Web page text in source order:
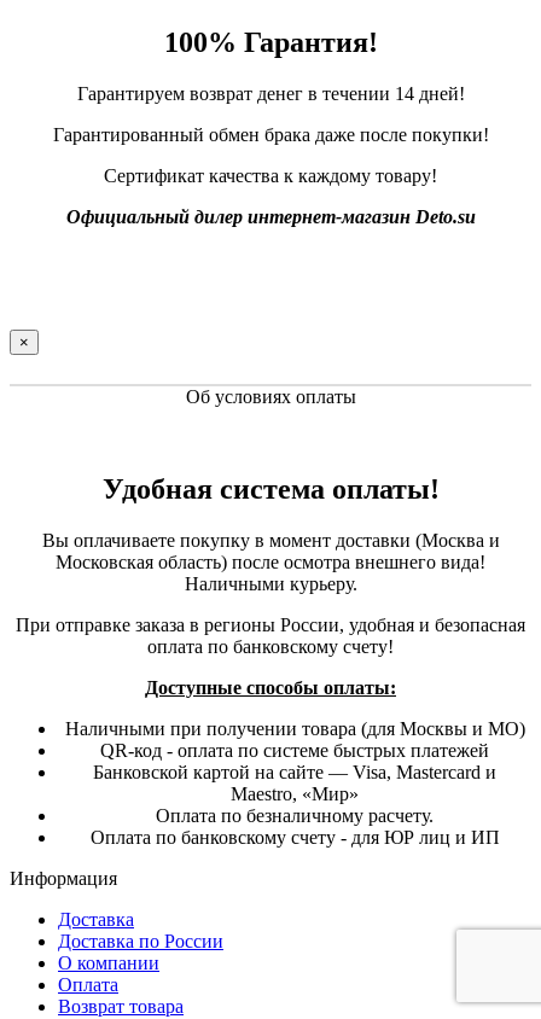
100% Гарантия!
Гарантируем возврат денег в течении 14 дней!
Гарантированный обмен брака даже после покупки!
Сертификат качества к каждому товару!
Официальный дилер интернет-магазин Deto.su
×
Об условиях оплаты
Удобная система оплаты!
Вы оплачиваете покупку в момент доставки (Москва и
Московская область) после осмотра внешнего вида!
Наличными курьеру.
При отправке заказа в регионы России, удобная и безопасная
оплата по банковскому счету!
Доступные способы оплаты:
Наличными при получении товара (для Москвы и МО)
QR-код - оплата по системе быстрых платежей
Банковской картой на сайте — Visa, Mastercard и
Maestro, «Мир»
Оплата по безналичному расчету.
Оплата по банковскому счету - для ЮР лиц и ИП
Информация
Доставка
Доставка по России
О компании
Оплата
Возврат товара